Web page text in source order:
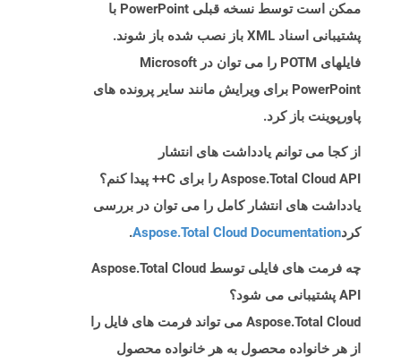
ممکن است توسط نسخه قبلی PowerPoint با
پشتیبانی اسناد XML باز نصب شده باز شوند.
فایلهای POTM را می توان در Microsoft
PowerPoint برای ویرایش مانند سایر پرونده های
پاورپوینت باز کرد.
از کجا می توانم یادداشت های انتشار
Aspose.Total Cloud API را برای C++ پیدا کنم؟
یادداشت های انتشار کامل را می توان در بررسی
کردAspose.Total Cloud Documentation
.
چه فرمت های فایلی توسط Aspose.Total Cloud
API پشتیبانی می شود؟
Aspose.Total Cloud می تواند فرمت های فایل را
از هر خانواده محصول به هر خانواده محصول